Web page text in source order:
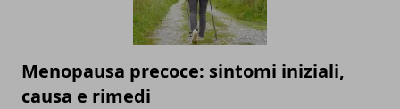
Menopausa precoce: sintomi iniziali,
causa e rimedi